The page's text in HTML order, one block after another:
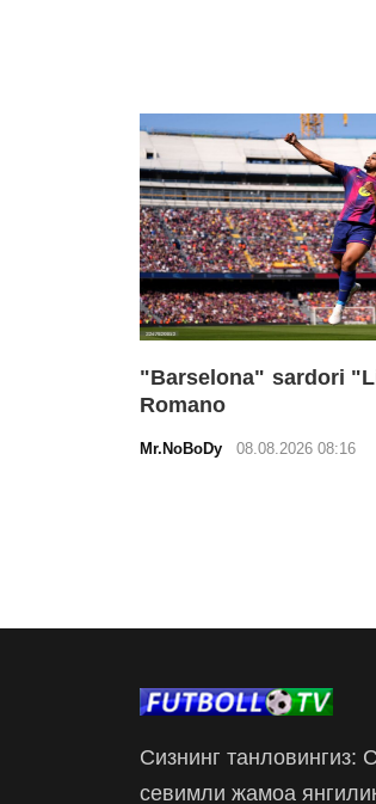
"Barselona" sardori
Romano
Mr.NoBoDy 08.08.2026 08:16
Сизнинг танловингиз:
севимли жамоа